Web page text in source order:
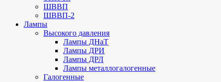
ШВВП
ШВВП-2
Лампы
Высокого давления
Лампы ДНаТ
Лампы ДРИ
Лампы ДРЛ
Лампы металлогалогенные
Галогенные